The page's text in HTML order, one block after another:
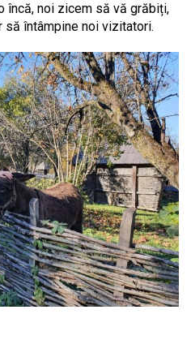
încă, noi zicem să vă grăbiți,
să întâmpine noi vizitatori.